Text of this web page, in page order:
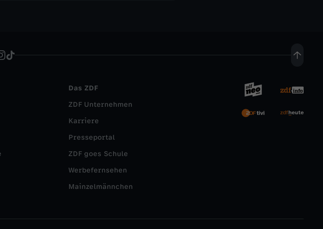
Das ZDF
ZDF Unternehmen
Karriere
Presseportal
ZDF goes Schule
Werbefernsehen
Mainzelmännchen